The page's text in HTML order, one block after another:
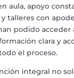
aula, apoyo
talleres con
podido acceder
clara y
el proceso.
integral no